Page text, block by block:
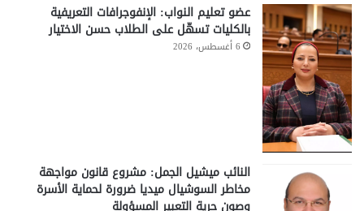
عضو تعليم النواب: الإنفوجرافات التعريفية
بالكليات تسهّل على الطلاب حسن الاختيار
6 أغسطس، 2026
النائب ميشيل الجمل: مشروع قانون مواجهة
مخاطر السوشيال ميديا ضرورة لحماية الأسرة
وصون حرية التعبير المسؤولة